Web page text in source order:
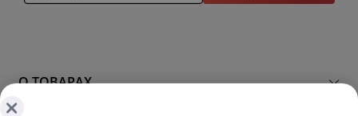
О ТОВАРАХ